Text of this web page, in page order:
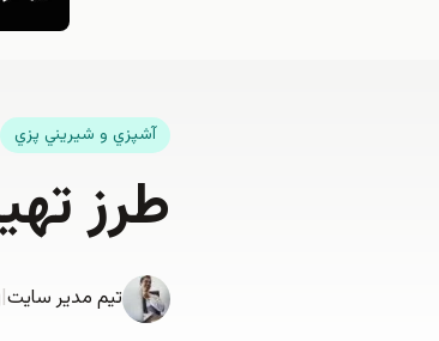
آشپزي و شيريني پزي
طرز
تیم مدیر سایت|